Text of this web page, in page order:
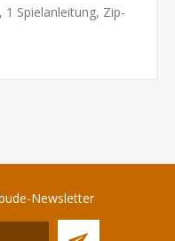
Spielanleitung, Zip-
Newsletter